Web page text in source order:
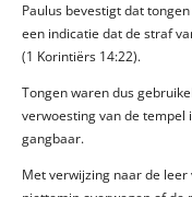
Paulus bevestigt dat
een indicatie dat de straf
(1 Korintiërs 14:22).
Tongen waren dus
verwoesting van de tempel
gangbaar.
Met verwijzing naar de leer